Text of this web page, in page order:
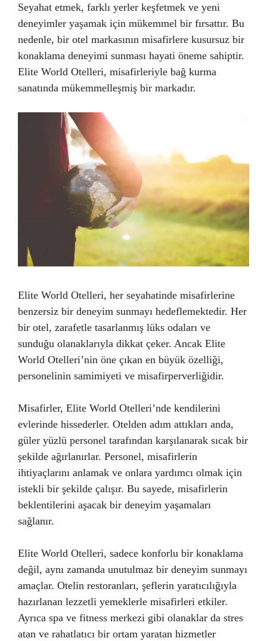
Seyahat etmek, farklı yerler keşfetmek ve yeni
deneyimler yaşamak için mükemmel bir fırsattır. Bu
nedenle, bir otel markasının misafirlere kusursuz bir
konaklama deneyimi sunması hayati öneme sahiptir.
Elite World Otelleri, misafirleriyle bağ kurma
sanatında mükemmelleşmiş bir markadır.
Elite World Otelleri, her seyahatinde misafirlerine
benzersiz bir deneyim sunmayı hedeflemektedir. Her
bir otel, zarafetle tasarlanmış lüks odaları ve
sunduğu olanaklarıyla dikkat çeker. Ancak Elite
World Otelleri’nin öne çıkan en büyük özelliği,
personelinin samimiyeti ve misafirperverliğidir.
Misafirler, Elite World Otelleri’nde kendilerini
evlerinde hissederler. Otelden adım attıkları anda,
güler yüzlü personel tarafından karşılanarak sıcak bir
şekilde ağırlanırlar. Personel, misafirlerin
ihtiyaçlarını anlamak ve onlara yardımcı olmak için
istekli bir şekilde çalışır. Bu sayede, misafirlerin
beklentilerini aşacak bir deneyim yaşamaları
sağlanır.
Elite World Otelleri, sadece konforlu bir konaklama
değil, aynı zamanda unutulmaz bir deneyim sunmayı
amaçlar. Otelin restoranları, şeflerin yaratıcılığıyla
hazırlanan lezzetli yemeklerle misafirleri etkiler.
Ayrıca spa ve fitness merkezi gibi olanaklar da stres
atan ve rahatlatıcı bir ortam yaratan hizmetler